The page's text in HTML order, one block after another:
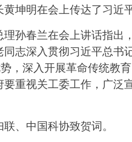
明在会上传达了习近平
春兰在会上讲话指出
志深入贯彻习近平总
，深入开展革命传统教
重视关工委工作，广泛
、中国科协致贺词。